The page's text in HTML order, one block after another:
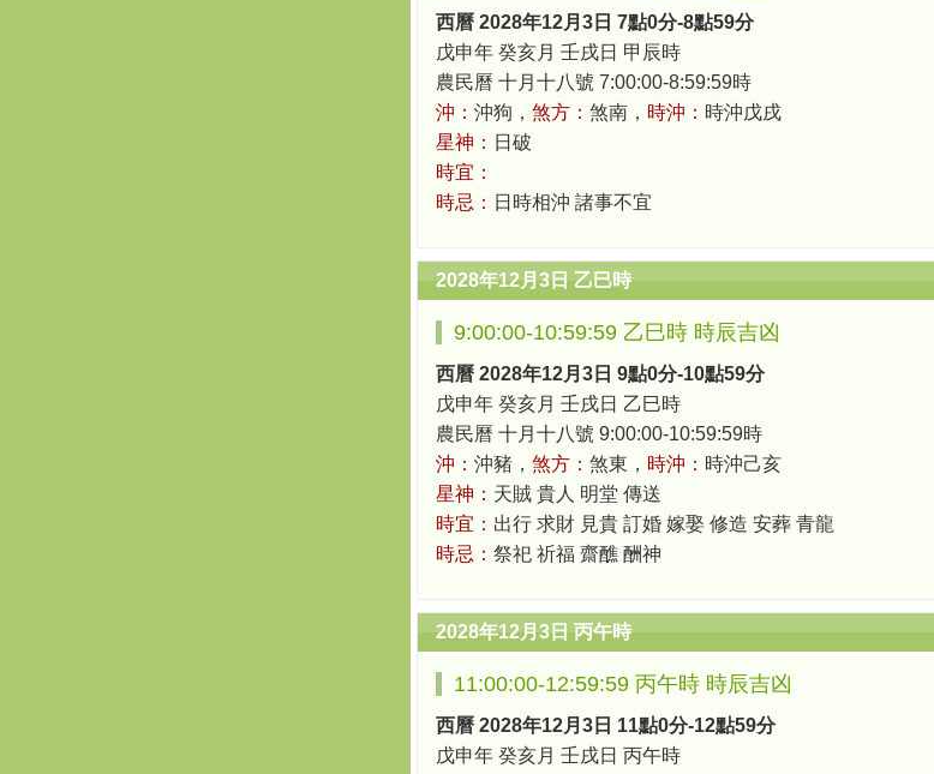
西曆 2028年12月3日 7點0分-8點59分
戊申年 癸亥月 壬戌日 甲辰時
農民曆 十月十八號 7:00:00-8:59:59時
沖： 沖狗， 煞方： 煞南， 時沖： 時沖戊戌
星神： 日破
時宜：
時忌： 日時相沖 諸事不宜
2028年12月3日 乙巳時
9:00:00-10:59:59 乙巳時 時辰吉凶
西曆 2028年12月3日 9點0分-10點59分
戊申年 癸亥月 壬戌日 乙巳時
農民曆 十月十八號 9:00:00-10:59:59時
沖： 沖豬， 煞方： 煞東， 時沖： 時沖己亥
星神： 天賊 貴人 明堂 傳送
時宜： 出行 求財 見貴 訂婚 嫁娶 修造 安葬 青龍
時忌： 祭祀 祈福 齋醮 酬神
2028年12月3日 丙午時
11:00:00-12:59:59 丙午時 時辰吉凶
西曆 2028年12月3日 11點0分-12點59分
戊申年 癸亥月 壬戌日 丙午時